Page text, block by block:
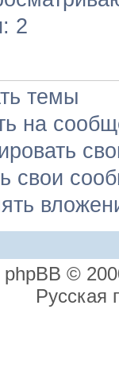
2
темы
на
свои
phpBB ©
Русская